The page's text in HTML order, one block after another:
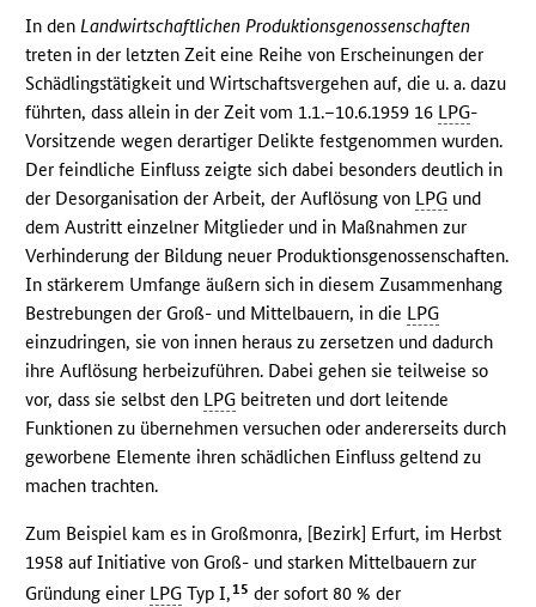
In denLandwirtschaftlichen Produktionsgenossenschaften
treten in der letzten Zeit eine Reihe von Erscheinungen der
Schädlingstätigkeit und Wirtschaftsvergehen auf, die u. a. dazu
führten, dass allein in der Zeit vom 1.1.–10.6.1959 16 LPG-
Vorsitzende wegen derartiger Delikte festgenommen wurden.
Der feindliche Einfluss zeigte sich dabei besonders deutlich in
der Desorganisation der Arbeit, der Auflösung von LPG und
dem Austritt einzelner Mitglieder und in Maßnahmen zur
Verhinderung der Bildung neuer Produktionsgenossenschaften.
In stärkerem Umfange äußern sich in diesem Zusammenhang
Bestrebungen der Groß- und Mittelbauern, in die LPG
einzudringen, sie von innen heraus zu zersetzen und dadurch
ihre Auflösung herbeizuführen. Dabei gehen sie teilweise so
vor, dass sie selbst den LPG beitreten und dort leitende
Funktionen zu übernehmen versuchen oder andererseits durch
geworbene Elemente ihren schädlichen Einfluss geltend zu
machen trachten.
Zum Beispiel kam es in Großmonra, [Bezirk] Erfurt, im Herbst
1958 auf Initiative von Groß- und starken Mittelbauern zur
Gründung einer LPG Typ I,15 der sofort 80 % der